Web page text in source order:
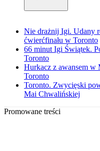
Nie drażnij Igi. Udany
ćwierćfinału w Toronto
66 minut Igi Świątek.
Toronto
Hurkacz z awansem w
Toronto
Toronto. Zwycięski
Mai Chwalińskiej
Promowane treści